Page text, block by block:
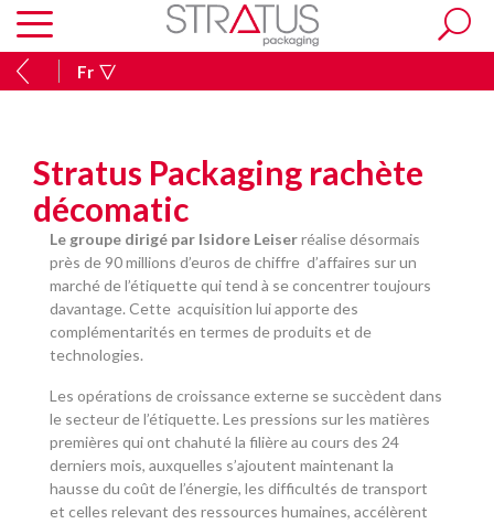
Fr
Stratus Packaging rachète
décomatic
Le groupe dirigé par Isidore Leiserréalise désormais
près de 90 millions d’euros de chiffre d’affaires sur un
marché de l’étiquette qui tend à se concentrer toujours
davantage. Cette acquisition lui apporte des
complémentarités en termes de produits et de
technologies.
Les opérations de croissance externe se succèdent dans
le secteur de l’étiquette. Les pressions sur les matières
premières qui ont chahuté la filière au cours des 24
derniers mois, auxquelles s’ajoutent maintenant la
hausse du coût de l’énergie, les difficultés de transport
et celles relevant des ressources humaines, accélèrent